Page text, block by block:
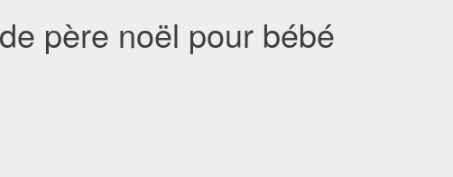
père noël pour bébé